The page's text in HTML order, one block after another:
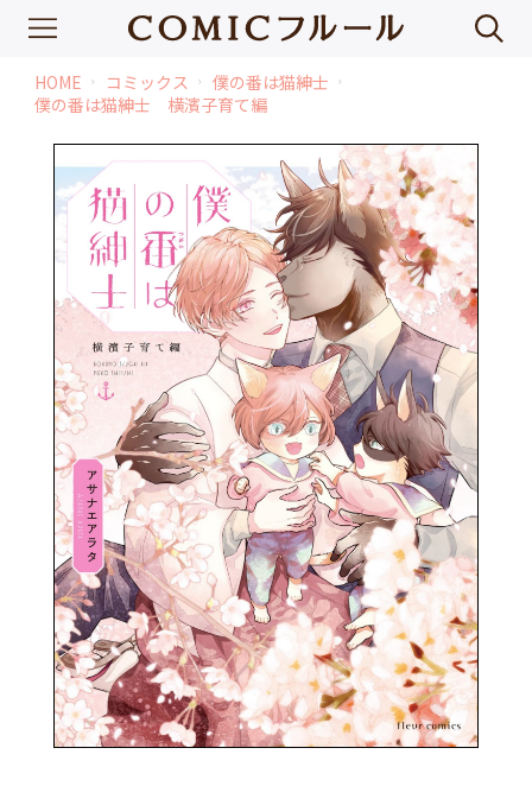
HOME chevron_right コミックス chevron_right 僕の番は猫紳士 chevron_right
僕の番は猫紳士 横濱子育て編